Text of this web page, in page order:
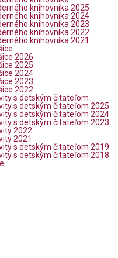
knihovníka 2025
knihovníka 2024
knihovníka 2023
knihovníka 2022
knihovníka 2021
2026
2025
2024
2023
2022
s detským čitateľom
s detským čitateľom 2025
s detským čitateľom 2024
s detským čitateľom 2023
2022
2021
s detským čitateľom 2019
s detským čitateľom 2018